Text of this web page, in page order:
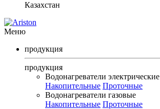
Казахстан
Меню
продукция
продукция
Водонагреватели электрические
Накопительные Проточные
Водонагреватели газовые
Накопительные Проточные